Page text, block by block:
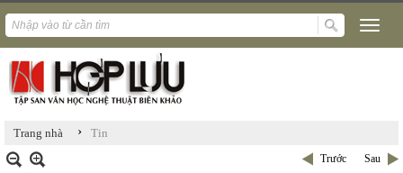
Trang nhà › Tin
Trước Sau